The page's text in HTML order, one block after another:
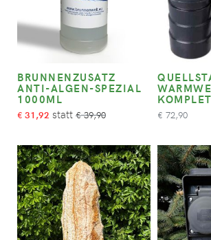
BRUNNENZUSATZ
ANTI-ALGEN-SPEZIAL
1000ML
€ 31,92 €39,90 € 72,90